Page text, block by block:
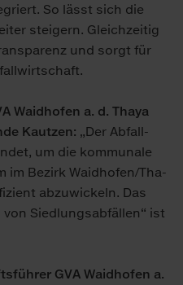
So lässt sich die
stei­gern. Gleich­zei­tig
und sorgt für
Waid­ho­fen a. d. Tha­ya
Kau­t­zen: „Der Ab­fall­
um die kom­mu­na­le
im Be­zirk Waid­ho­fen/Tha­
ab­zu­wi­ckeln. Das
Sied­lungs­ab­fäl­len“ ist
GVA Waid­ho­fen a.